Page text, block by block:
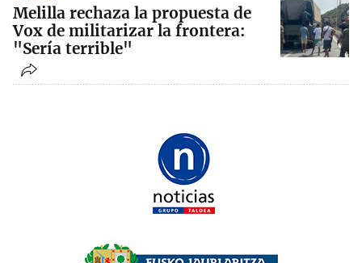
Melilla rechaza la propuesta de
Vox de militarizar la frontera:
"Sería terrible"